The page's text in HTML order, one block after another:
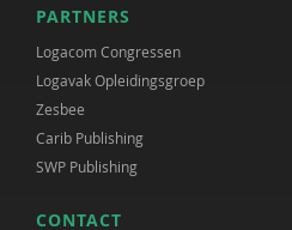
PARTNERS
Logacom Congressen
Logavak Opleidingsgroep
Zesbee
Carib Publishing
SWP Publishing
CONTACT